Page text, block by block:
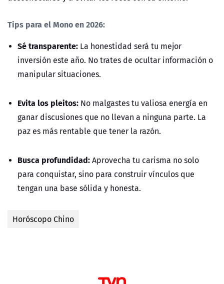
Tips para el Mono en 2026:
Sé transparente: La honestidad será tu mejor
inversión este año. No trates de ocultar información o
manipular situaciones.
Evita los pleitos: No malgastes tu valiosa energía en
ganar discusiones que no llevan a ninguna parte. La
paz es más rentable que tener la razón.
Busca profundidad:Aprovecha tu carisma no solo
para conquistar, sino para construir vínculos que
tengan una base sólida y honesta.
Horóscopo Chino